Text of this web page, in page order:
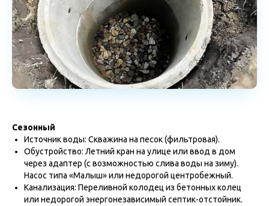
Сезонный
Источник воды: Скважина на песок (фильтровая).
Обустройство: Летний кран на улице или ввод в дом
через адаптер (с возможностью слива воды на зиму).
Насос типа «Малыш» или недорогой центробежный.
Канализация: Переливной колодец из бетонных колец
или недорогой энергонезависимый септик-отстойник.